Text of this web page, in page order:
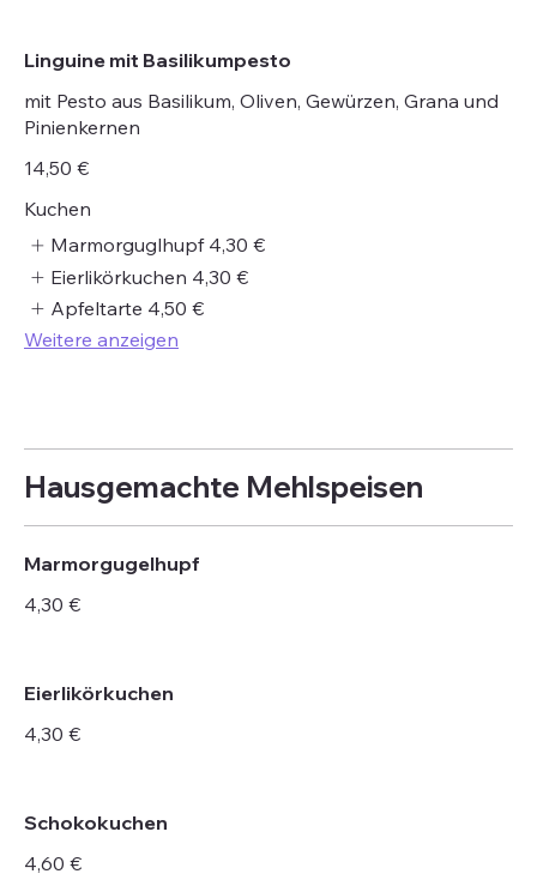
Linguine mit Basilikumpesto
mit Pesto aus Basilikum, Oliven, Gewürzen, Grana und
Pinienkernen
14,50 €
Kuchen
Marmorguglhupf 4,30 €
Eierlikörkuchen 4,30 €
Apfeltarte 4,50 €
Weitere anzeigen
Hausgemachte Mehlspeisen
Marmorgugelhupf
4,30 €
Eierlikörkuchen
4,30 €
Schokokuchen
4,60 €